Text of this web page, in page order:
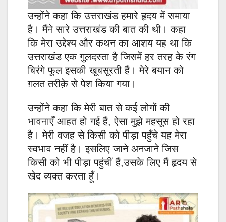
उन्होंने कहा कि उत्तराखंड हमारे हृदय में समाया
है। मैंने सारे उत्तराखंड की बात की थी। कहा
कि मेरा उद्देश्य और कथन का आशय यह था कि
उत्तराखंड एक गुलदस्ता है जिसमें हर तरह के रंग
बिरंगे फूल इसकी खूबसूरती हैं। मेरे बयान को
ग़लत तरीक़े से पेश किया गया।
उन्होंने कहा कि मेरी बात से कई लोगों की
भावनाएँ आहत हो गई हैं, ऐसा मुझे महसूस हो रहा
है। मेरी वजह से किसी को पीड़ा पहुँचे यह मेरा
स्वभाव नहीं है। इसलिए जाने अनजाने जिस
किसी को भी पीड़ा पहुंचीं हैं,उसके लिए मैं हृदय से
खेद व्यक्त करता हूँ।